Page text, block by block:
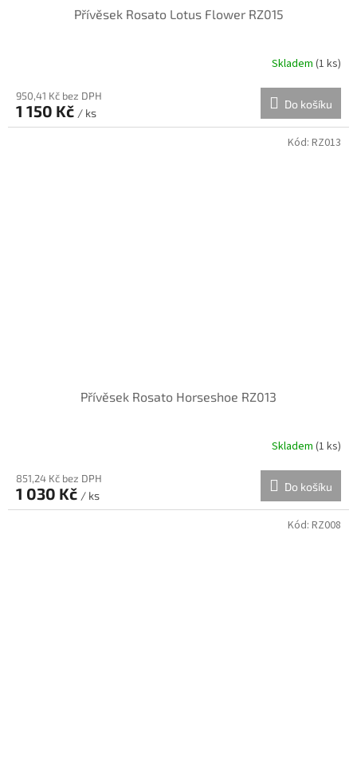
Přívěsek Rosato Lotus Flower RZ015
Skladem (1 ks)
950,41 Kč bez DPH
1 150 Kč / ks
Do košíku
Přívěsek Rosato Horseshoe RZ013
Skladem (1 ks)
851,24 Kč bez DPH
1 030 Kč / ks
Do košíku
Kód: RZ013
Kód: RZ008